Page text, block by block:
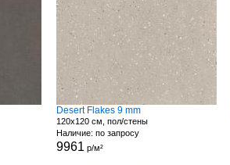
Desert Flakes 9 mm
120x120 см, пол/стены
Наличие: по запросу
9961 р/м²